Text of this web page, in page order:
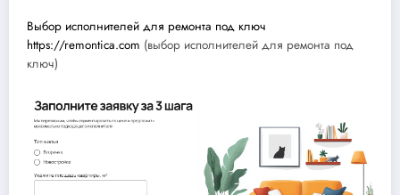
Выбор исполнителей для ремонта под ключ
https://remontica.com (выбор исполнителей для ремонта под
ключ)